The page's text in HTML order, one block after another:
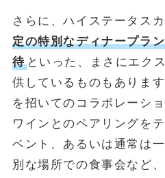
さらに、ハイステータス
定の特別なディナープラ
待といった、まさにエク
供しているものもありま
を招いてのコラボレーシ
ワインとのペアリングを
ベント、あるいは通常は
別な場所での食事会など